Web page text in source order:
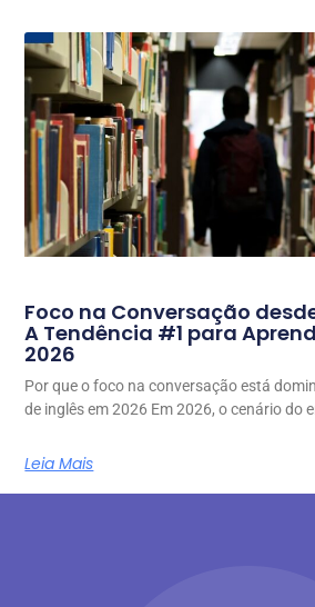
Foco na Conversação
A Tendência #1 para
2026
Por que o foco na conversação está
de inglês em 2026 Em 2026, o cenário do
Leia Mais